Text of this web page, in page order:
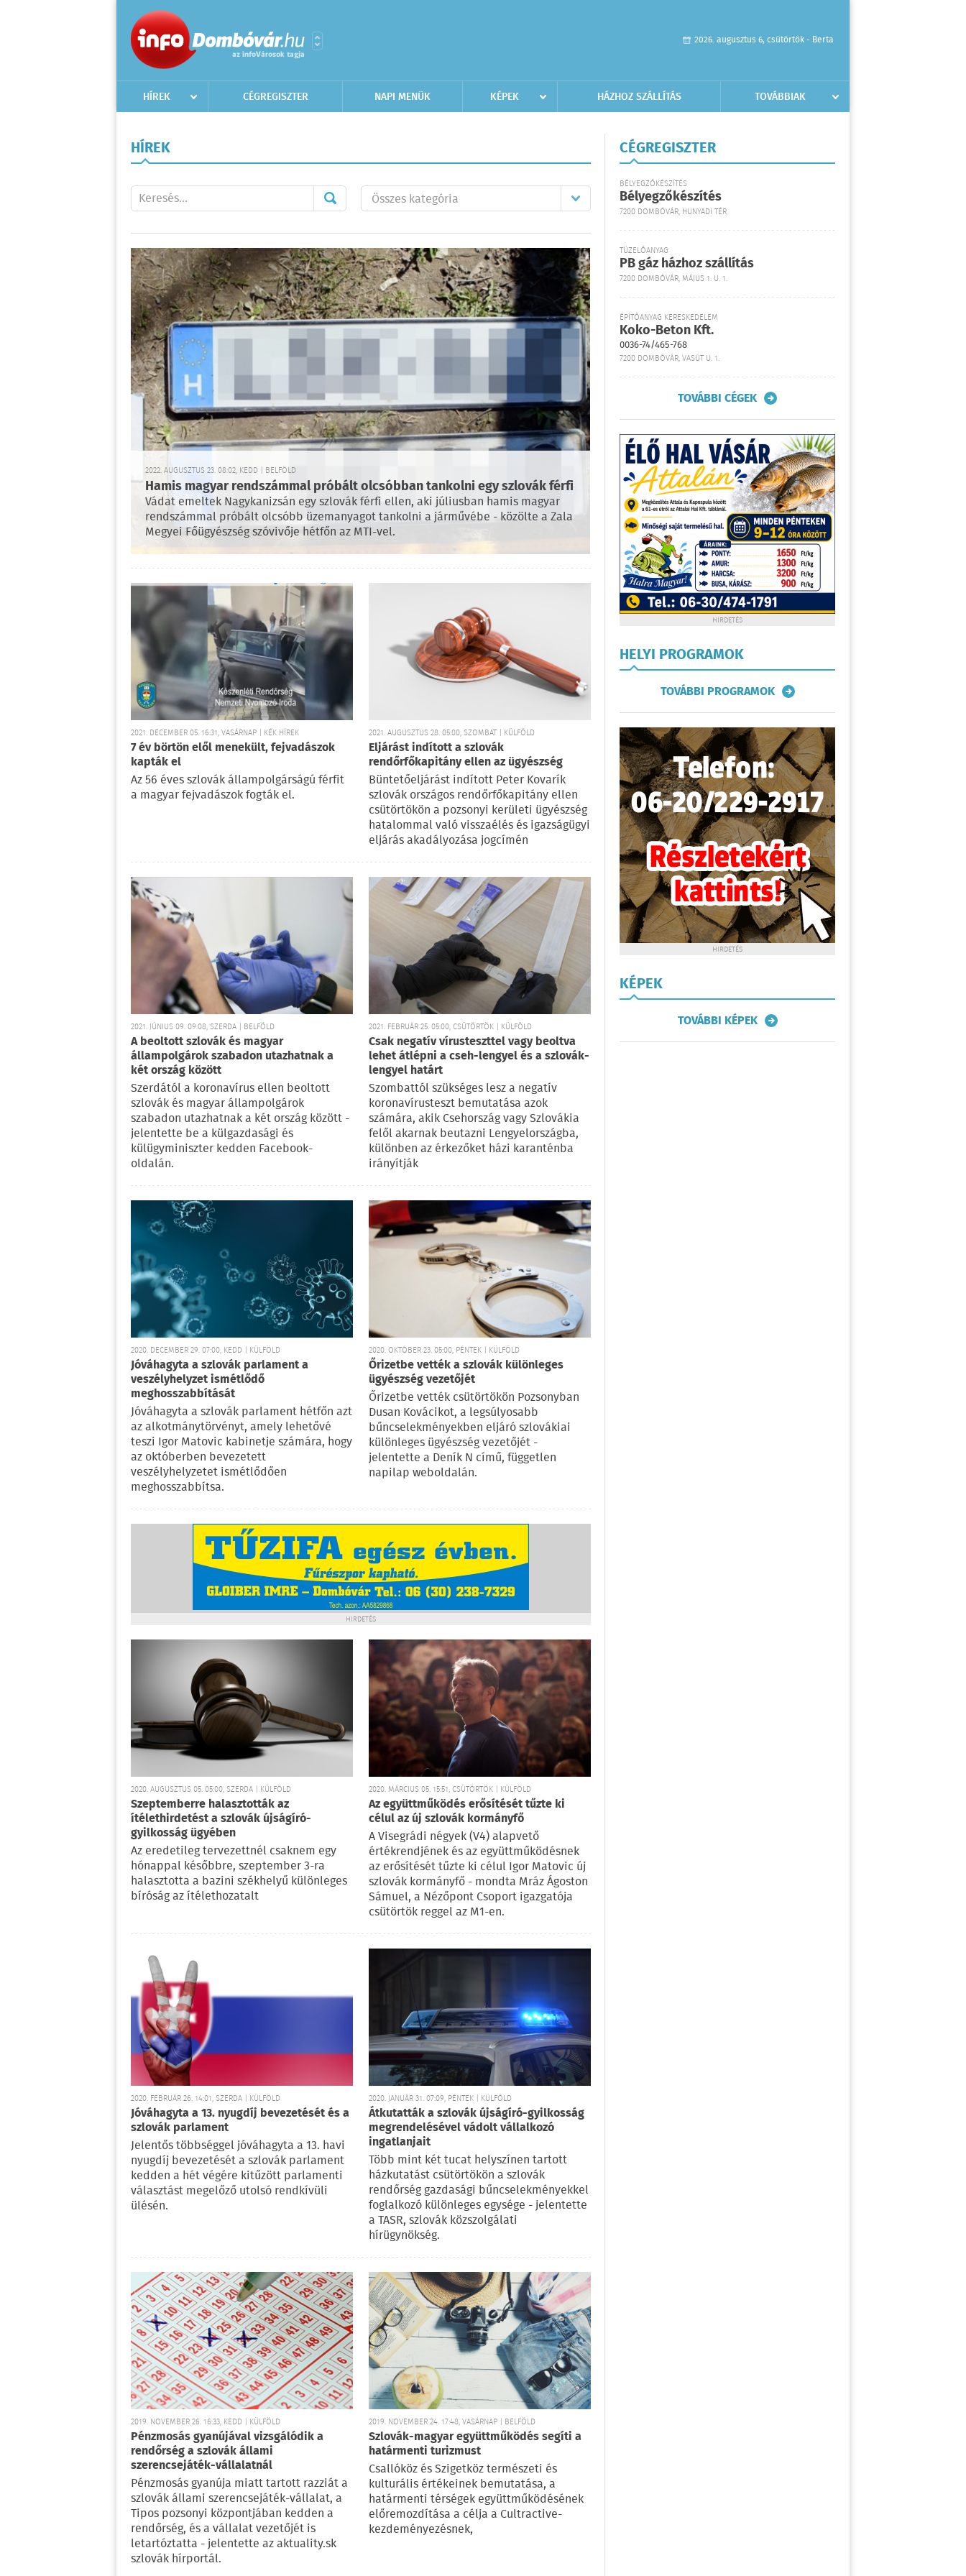
2026. augusztus 6, csütörtök - Berta
HÍREK CÉGREGISZTER NAPI MENÜK KÉPEK HÁZHOZ SZÁLLÍTÁS TOVÁBBIAK
HÍREK
2022. AUGUSZTUS 23. 08:02, KEDD | BELFÖLD
Hamis magyar rendszámmal próbált olcsóbban tankolni egy szlovák férfi
Vádat emeltek Nagykanizsán egy szlovák férfi ellen, aki júliusban hamis magyar
rendszámmal próbált olcsóbb üzemanyagot tankolni a járművébe - közölte a Zala
Megyei Főügyészség szóvivője hétfőn az MTI-vel.
2021. DECEMBER 05. 16:31, VASÁRNAP | KÉK HÍREK
7 év börtön elől menekült, fejvadászok
kapták el
Az 56 éves szlovák állampolgárságú férfit
a magyar fejvadászok fogták el.
2021. AUGUSZTUS 28. 05:00, SZOMBAT | KÜLFÖLD
Eljárást indított a szlovák
rendőrfőkapitány ellen az ügyészség
Büntetőeljárást indított Peter Kovarík
szlovák országos rendőrfőkapitány ellen
csütörtökön a pozsonyi kerületi ügyészség
hatalommal való visszaélés és igazságügyi
eljárás akadályozása jogcímén
2021. JÚNIUS 09. 09:08, SZERDA | BELFÖLD
A beoltott szlovák és magyar
állampolgárok szabadon utazhatnak a
két ország között
Szerdától a koronavírus ellen beoltott
szlovák és magyar állampolgárok
szabadon utazhatnak a két ország között -
jelentette be a külgazdasági és
külügyminiszter kedden Facebook-
oldalán.
2021. FEBRUÁR 25. 05:00, CSÜTÖRTÖK | KÜLFÖLD
Csak negatív vírusteszttel vagy beoltva
lehet átlépni a cseh-lengyel és a szlovák-
lengyel határt
Szombattól szükséges lesz a negatív
koronavírusteszt bemutatása azok
számára, akik Csehország vagy Szlovákia
felől akarnak beutazni Lengyelországba,
különben az érkezőket házi karanténba
irányítják
2020. DECEMBER 29. 07:00, KEDD | KÜLFÖLD
Jóváhagyta a szlovák parlament a
veszélyhelyzet ismétlődő
meghosszabbítását
Jóváhagyta a szlovák parlament hétfőn azt
az alkotmánytörvényt, amely lehetővé
teszi Igor Matovic kabinetje számára, hogy
az októberben bevezetett
veszélyhelyzetet ismétlődően
meghosszabbítsa.
2020. OKTÓBER 23. 05:00, PÉNTEK | KÜLFÖLD
Őrizetbe vették a szlovák különleges
ügyészség vezetőjét
Őrizetbe vették csütörtökön Pozsonyban
Dusan Kovácikot, a legsúlyosabb
bűncselekményekben eljáró szlovákiai
különleges ügyészség vezetőjét -
jelentette a Deník N című, független
napilap weboldalán.
HIRDETÉS
2020. AUGUSZTUS 05. 05:00, SZERDA | KÜLFÖLD
Szeptemberre halasztották az
ítélethirdetést a szlovák újságíró-
gyilkosság ügyében
Az eredetileg tervezettnél csaknem egy
hónappal későbbre, szeptember 3-ra
halasztotta a bazini székhelyű különleges
bíróság az ítélethozatalt
2020. MÁRCIUS 05. 15:51, CSÜTÖRTÖK | KÜLFÖLD
Az együttműködés erősítését tűzte ki
célul az új szlovák kormányfő
A Visegrádi négyek (V4) alapvető
értékrendjének és az együttműködésnek
az erősítését tűzte ki célul Igor Matovic új
szlovák kormányfő - mondta Mráz Ágoston
Sámuel, a Nézőpont Csoport igazgatója
csütörtök reggel az M1-en.
2020. FEBRUÁR 26. 14:01, SZERDA | KÜLFÖLD
Jóváhagyta a 13. nyugdíj bevezetését és a
szlovák parlament
Jelentős többséggel jóváhagyta a 13. havi
nyugdíj bevezetését a szlovák parlament
kedden a hét végére kitűzött parlamenti
választást megelőző utolsó rendkívüli
ülésén.
2020. JANUÁR 31. 07:09, PÉNTEK | KÜLFÖLD
Átkutatták a szlovák újságíró-gyilkosság
megrendelésével vádolt vállalkozó
ingatlanjait
Több mint két tucat helyszínen tartott
házkutatást csütörtökön a szlovák
rendőrség gazdasági bűncselekményekkel
foglalkozó különleges egysége - jelentette
a TASR, szlovák közszolgálati
hírügynökség.
2019. NOVEMBER 26. 16:33, KEDD | KÜLFÖLD
Pénzmosás gyanújával vizsgálódik a
rendőrség a szlovák állami
szerencsejáték-vállalatnál
Pénzmosás gyanúja miatt tartott razziát a
szlovák állami szerencsejáték-vállalat, a
Tipos pozsonyi központjában kedden a
rendőrség, és a vállalat vezetőjét is
letartóztatta - jelentette az aktuality.sk
szlovák hírportál.
2019. NOVEMBER 24. 17:48, VASÁRNAP | BELFÖLD
Szlovák-magyar együttműködés segíti a
határmenti turizmust
Csallóköz és Szigetköz természeti és
kulturális értékeinek bemutatása, a
határmenti térségek együttműködésének
előremozdítása a célja a Cultractive-
kezdeményezésnek,
CÉGREGISZTER
BÉLYEGZŐKÉSZÍTÉS
Bélyegzőkészítés
7200 DOMBÓVÁR, HUNYADI TÉR
TÜZELŐANYAG
PB gáz házhoz szállítás
7200 DOMBÓVÁR, MÁJUS 1. U. 1.
ÉPÍTŐANYAG KERESKEDELEM
Koko-Beton Kft.
0036-74/465-768
7200 DOMBÓVÁR, VASÚT U. 1.
TOVÁBBI CÉGEK
HIRDETÉS
HELYI PROGRAMOK
TOVÁBBI PROGRAMOK
HIRDETÉS
KÉPEK
TOVÁBBI KÉPEK